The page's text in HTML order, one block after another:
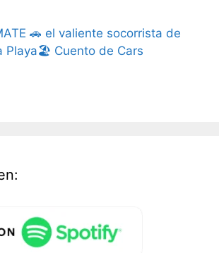
🚗 el valiente socorrista de
Playa🏖️ Cuento de Cars